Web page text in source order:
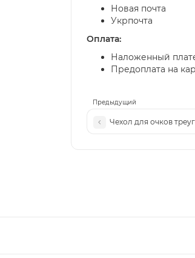
Предыдущий
Чехол для очков
Новая почта
Укрпочта
Оплата:
Наложенный
Предоплата на